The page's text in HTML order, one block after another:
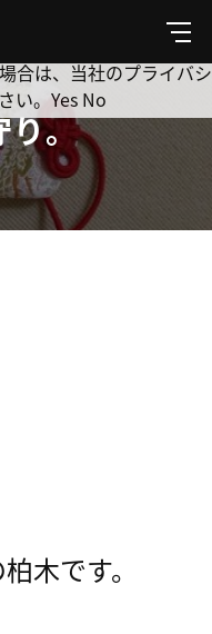
メ
ニ
ュ
り。
木です。
跡してもよろしいです
極めて重視しています。
合は、当社のプライバシ
い。 Yes No